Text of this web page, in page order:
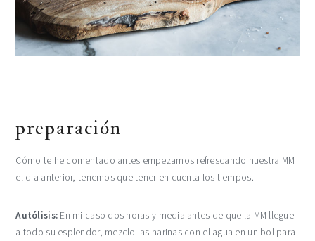
preparación
Cómo te he comentado antes empezamos refrescando nuestra MM
el dia anterior, tenemos que tener en cuenta los tiempos.
Autólisis: En mi caso dos horas y media antes de que la MM llegue
a todo su esplendor, mezclo las harinas con el agua en un bol para